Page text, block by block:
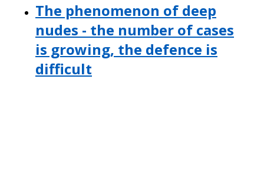
The phenomenon of deep
nudes - the number of cases
is growing, the defence is
difficult